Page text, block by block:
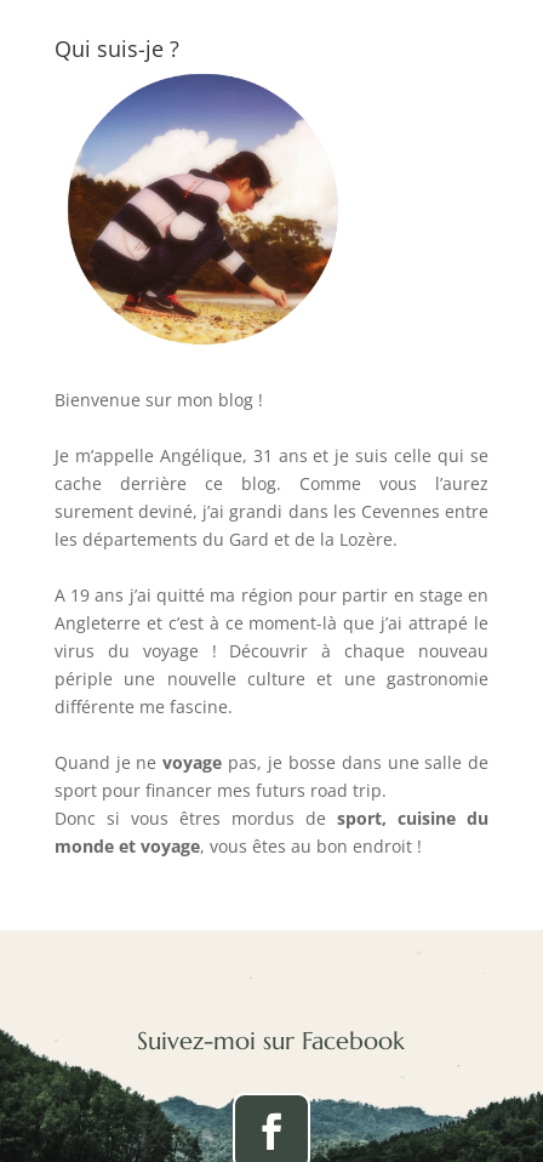
Qui suis-je ?
Bienvenue sur mon blog !
Je m’appelle Angélique, 31 ans et je suis celle qui se
cache derrière ce blog. Comme vous l’aurez
surement deviné, j’ai grandi dans les Cevennes entre
les départements du Gard et de la Lozère.
A 19 ans j’ai quitté ma région pour partir en stage en
Angleterre et c’est à ce moment-là que j’ai attrapé le
virus du voyage ! Découvrir à chaque nouveau
périple une nouvelle culture et une gastronomie
différente me fascine.
Quand je nevoyage pas, je bosse dans une salle de
sport pour financer mes futurs road trip.
Donc si vous êtres mordus desport, cuisine du
monde et voyage, vous êtes au bon endroit !
Suivez-moi sur Facebook